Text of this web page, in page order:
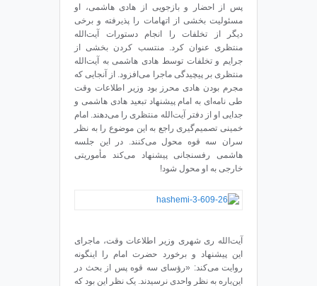
پس از احضار و بازجویی از هادی هاشمی، او
مسئولیت بخشی از اتهامات را پذیرفته و برخی
دیگر از تخلفات را انجام دستورات آیت‌الله
منتظری عنوان کرد. منتسب کردن بخشی از
جرایم و تخلفات توسط هادی هاشمی به آیت‌الله
منتظری بر پیچیدگی ماجرا می‌افزود. از آنجایی که
مجرم بودن هادی محرز بود وزیر اطلاعات وقت
طی نامه‌ای به امام پیشنهاد تبعید هادی هاشمی و
جدایی او از دفتر آیت‌الله منتظری را می‌دهند. امام
خمینی تصمیم‌گیری راجع به این موضوع را به نظر
سران سه قوه محول می‌کنند. در این جلسه
هاشمی رفسنجانی پیشنهاد می‌کند مأموریتی
خارجی به او محول شود!
آیت‌الله ری شهری وزیر اطلاعات وقت، ماجرای
این پیشنهاد و برخورد حضرت امام را اینگونه
روایت می‌کند: «رؤسای سه قوه پس از بحث در
این‌باره به نظر واحدی نرسیدند. یک نظر این بود که